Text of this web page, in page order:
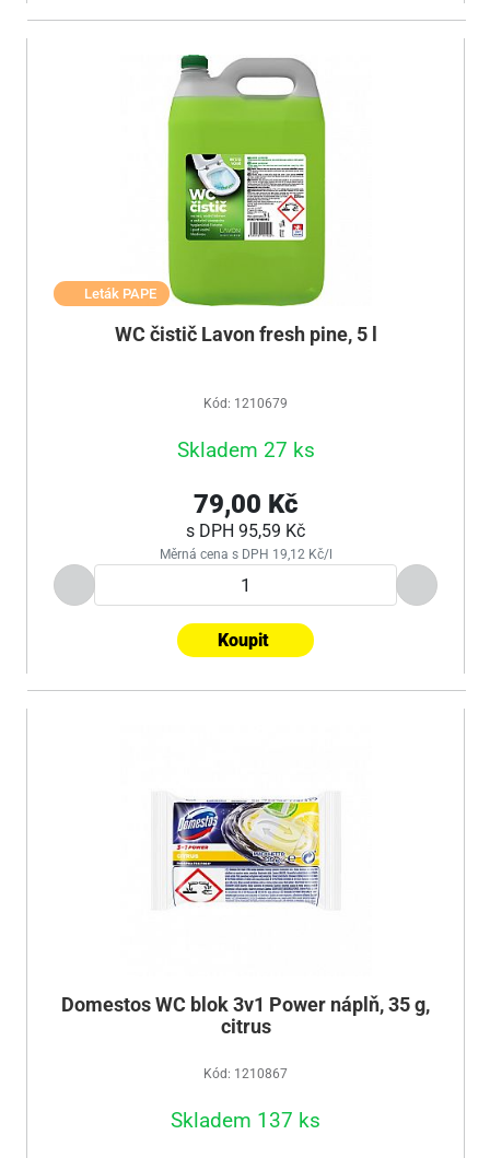
Leták PAPE
WC čistič Lavon fresh pine, 5 l
Kód: 1210679
Skladem 27 ks
79,00 Kč
s DPH 95,59 Kč
Měrná cena s DPH 19,12 Kč/l
Koupit
Domestos WC blok 3v1 Power náplň, 35 g,
citrus
Kód: 1210867
Skladem 137 ks